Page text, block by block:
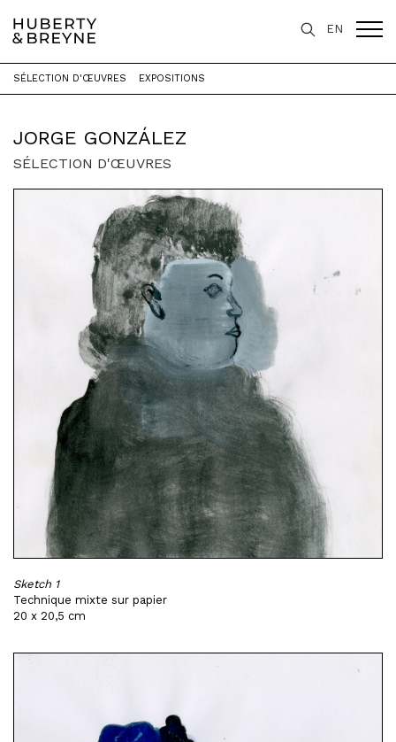
EN
Accueil > Artistes > Jorge González
JORGE GONZÁLEZ
SÉLECTION D'ŒUVRES EXPOSITIONS
SÉLECTION D'ŒUVRES
Sketch 1
Technique mixte sur papier
20 x 20,5 cm